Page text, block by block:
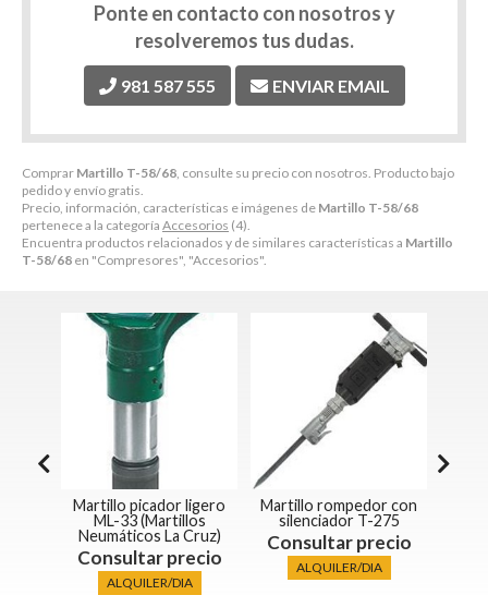
Comprar Martillo T-58/68, consulte su precio con nosotros. Producto bajo
pedido y envío gratis.
Precio, información, características e imágenes de Martillo T-58/68
pertenece a la categoría Accesorios (4).
Encuentra productos relacionados y de similares características a Martillo
T-58/68 en "Compresores", "Accesorios".
Ponte en contacto con nosotros y
resolveremos tus dudas.
981 587 555 ENVIAR EMAIL
Martillo picador ligero
ML-33 (Martillos
Neumáticos La Cruz)
Consultar precio
Martillo rompedor con
silenciador T-275
Consultar precio